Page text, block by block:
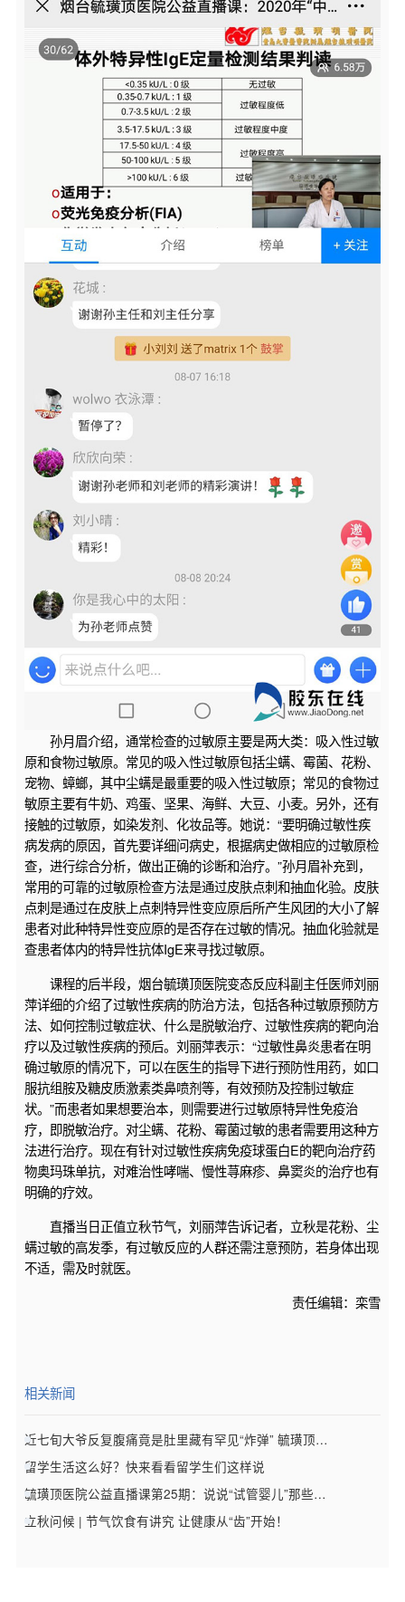
孙月眉介绍，通常检查的过敏原主要是两大类：吸入性过敏
原和食物过敏原。常见的吸入性过敏原包括尘螨、霉菌、花粉、
宠物、蟑螂，其中尘螨是最重要的吸入性过敏原；常见的食物过
敏原主要有牛奶、鸡蛋、坚果、海鲜、大豆、小麦。另外，还有
接触的过敏原，如染发剂、化妆品等。她说：“要明确过敏性疾
病发病的原因，首先要详细问病史，根据病史做相应的过敏原检
查，进行综合分析，做出正确的诊断和治疗。”孙月眉补充到，
常用的可靠的过敏原检查方法是通过皮肤点刺和抽血化验。皮肤
点刺是通过在皮肤上点刺特异性变应原后所产生风团的大小了解
患者对此种特异性变应原的是否存在过敏的情况。抽血化验就是
查患者体内的特异性抗体IgE来寻找过敏原。
课程的后半段，烟台毓璜顶医院变态反应科副主任医师刘丽
萍详细的介绍了过敏性疾病的防治方法，包括各种过敏原预防方
法、如何控制过敏症状、什么是脱敏治疗、过敏性疾病的靶向治
疗以及过敏性疾病的预后。刘丽萍表示：“过敏性鼻炎患者在明
确过敏原的情况下，可以在医生的指导下进行预防性用药，如口
服抗组胺及糖皮质激素类鼻喷剂等，有效预防及控制过敏症
状。”而患者如果想要治本，则需要进行过敏原特异性免疫治
疗，即脱敏治疗。对尘螨、花粉、霉菌过敏的患者需要用这种方
法进行治疗。现在有针对过敏性疾病免疫球蛋白E的靶向治疗药
物奥玛珠单抗，对难治性哮喘、慢性荨麻疹、鼻窦炎的治疗也有
明确的疗效。
直播当日正值立秋节气，刘丽萍告诉记者，立秋是花粉、尘
螨过敏的高发季，有过敏反应的人群还需注意预防，若身体出现
不适，需及时就医。
责任编辑：栾雪
相关新闻
近七旬大爷反复腹痛竟是肚里藏有罕见“炸弹” 毓璜顶医院创新技术成功治疗
留学生活这么好？快来看看留学生们这样说
毓璜顶医院公益直播课第25期：说说“试管婴儿”那些事儿
立秋问候 | 节气饮食有讲究 让健康从“齿”开始！